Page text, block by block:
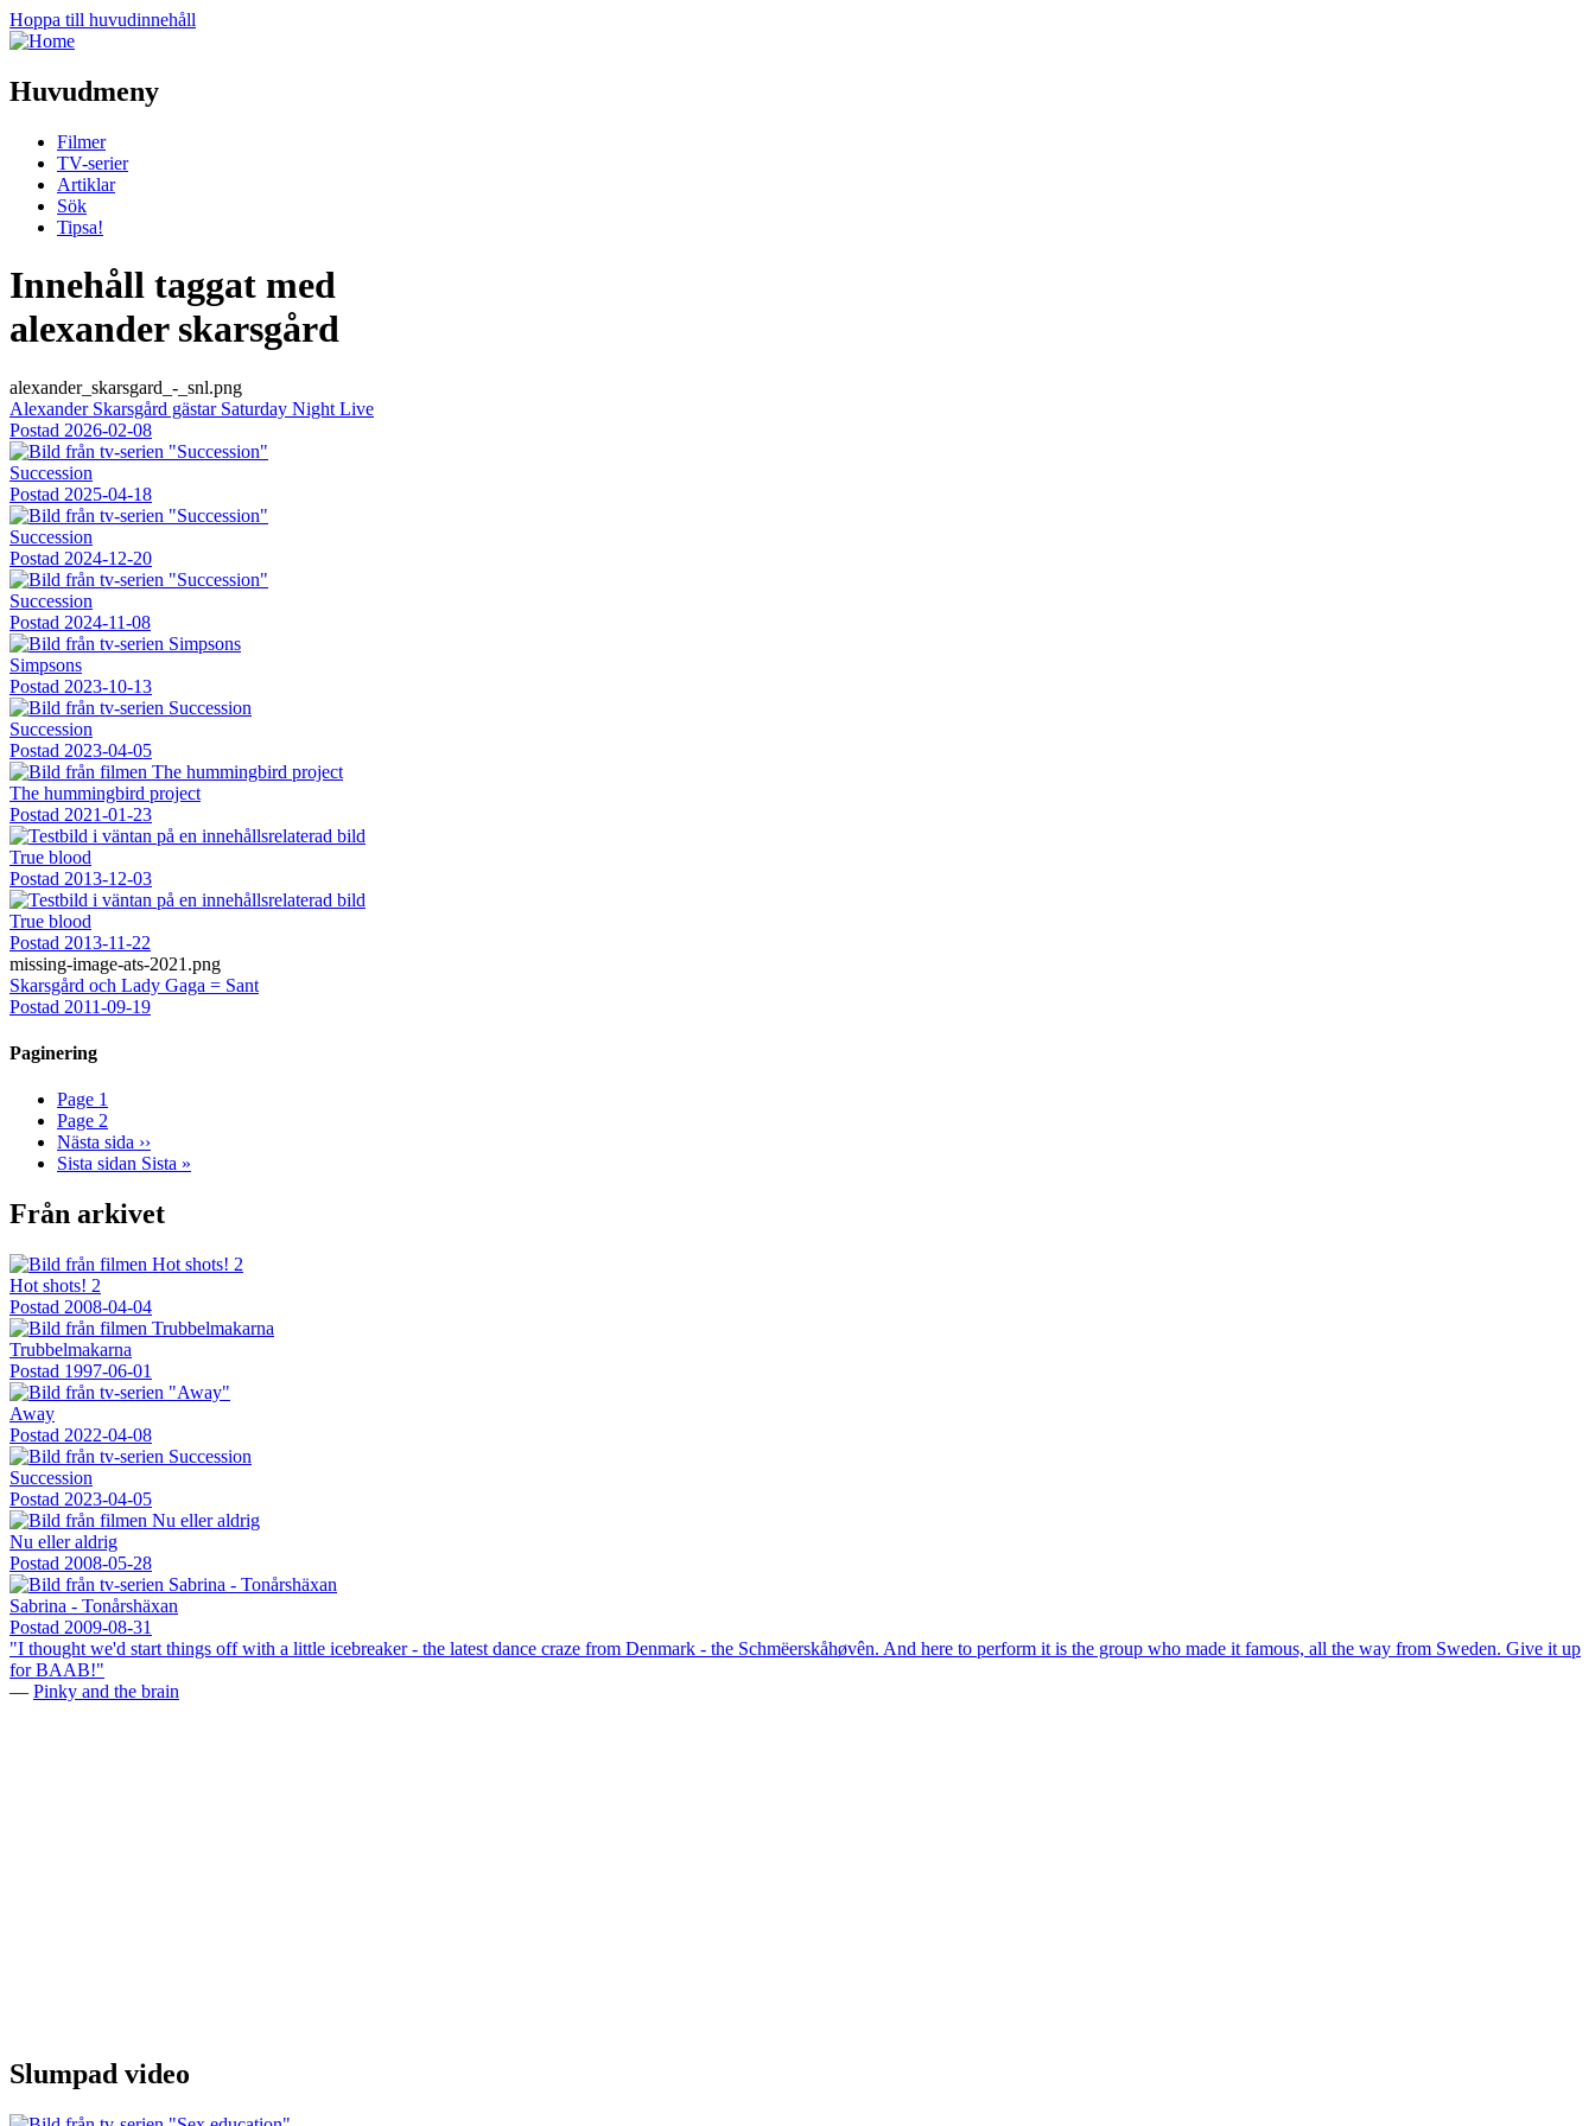
Hoppa till huvudinnehåll
Huvudmeny
Filmer
TV-serier
Artiklar
Sök
Tipsa!
Innehåll taggat med
alexander skarsgård
alexander_skarsgard_-_snl.png
Alexander Skarsgård gästar Saturday Night Live
Postad 2026-02-08
Succession
Postad 2025-04-18
Succession
Postad 2024-12-20
Succession
Postad 2024-11-08
Simpsons
Postad 2023-10-13
Succession
Postad 2023-04-05
The hummingbird project
Postad 2021-01-23
True blood
Postad 2013-12-03
True blood
Postad 2013-11-22
missing-image-ats-2021.png
Skarsgård och Lady Gaga = Sant
Postad 2011-09-19
Paginering
Page 1
Page 2
Nästa sida ››
Sista sidan Sista »
Från arkivet
Hot shots! 2
Postad 2008-04-04
Trubbelmakarna
Postad 1997-06-01
Away
Postad 2022-04-08
Succession
Postad 2023-04-05
Nu eller aldrig
Postad 2008-05-28
Sabrina - Tonårshäxan
Postad 2009-08-31
"I thought we'd start things off with a little icebreaker - the latest dance craze from Denmark - the Schmëerskåhøvên. And here to perform it is the group who made it famous, all the way from Sweden. Give it up
for BAAB!"
— Pinky and the brain
Slumpad video